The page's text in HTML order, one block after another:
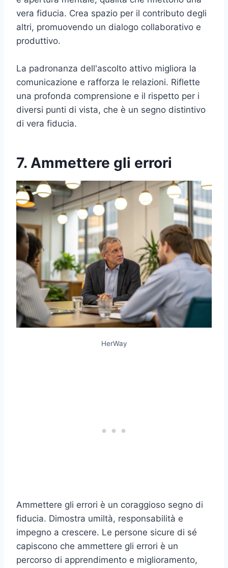
vera fiducia. Crea spazio per il contributo degli
altri, promuovendo un dialogo collaborativo e
produttivo.
La padronanza dell'ascolto attivo migliora la
comunicazione e rafforza le relazioni. Riflette
una profonda comprensione e il rispetto per i
diversi punti di vista, che è un segno distintivo
di vera fiducia.
7. Ammettere gli errori
HerWay
Ammettere gli errori è un coraggioso segno di
fiducia. Dimostra umiltà, responsabilità e
impegno a crescere. Le persone sicure di sé
capiscono che ammettere gli errori è un
percorso di apprendimento e miglioramento,